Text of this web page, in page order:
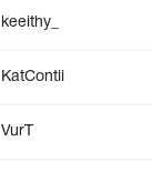
keeithy_
KatContii
VurT